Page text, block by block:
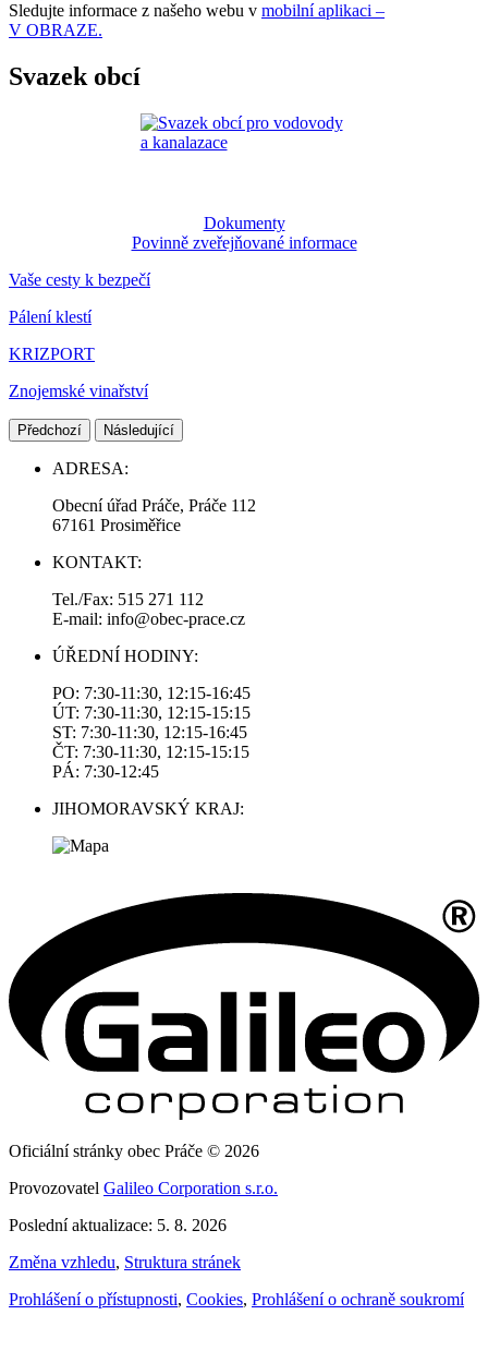
Sledujte informace z našeho webu v mobilní aplikaci –
V OBRAZE.
Svazek obcí
Dokumenty
Povinně zveřejňované informace
Vaše cesty k bezpečí
Pálení klestí
KRIZPORT
Znojemské vinařství
Předchozí Následující
ADRESA:
Obecní úřad Práče, Práče 112
67161 Prosiměřice
KONTAKT:
Tel./Fax: 515 271 112
E-mail: info@obec-prace.cz
ÚŘEDNÍ HODINY:
PO: 7:30-11:30, 12:15-16:45
ÚT: 7:30-11:30, 12:15-15:15
ST: 7:30-11:30, 12:15-16:45
ČT: 7:30-11:30, 12:15-15:15
PÁ: 7:30-12:45
JIHOMORAVSKÝ KRAJ:
Oficiální stránky obec Práče © 2026
Provozovatel Galileo Corporation s.r.o.
Poslední aktualizace: 5. 8. 2026
Změna vzhledu, Struktura stránek
Prohlášení o přístupnosti, Cookies, Prohlášení o ochraně soukromí